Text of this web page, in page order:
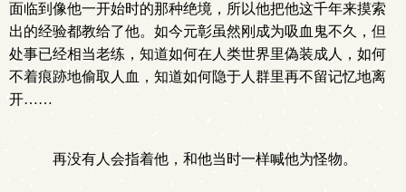
面临到像他一开始时的那种绝境，所以他把他这千年来摸索
出的经验都教给了他。如今元彰虽然刚成为吸血鬼不久，但
处事已经相当老练，知道如何在人类世界里偽装成人，如何
不着痕跡地偷取人血，知道如何隐于人群里再不留记忆地离
开……
再没有人会指着他，和他当时一样喊他为怪物。